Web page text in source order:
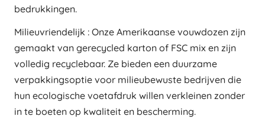
bedrukkingen.
Milieuvriendelijk : Onze Amerikaanse vouwdozen zijn
gemaakt van gerecycled karton of FSC mix en zijn
volledig recyclebaar. Ze bieden een duurzame
verpakkingsoptie voor milieubewuste bedrijven die
hun ecologische voetafdruk willen verkleinen zonder
in te boeten op kwaliteit en bescherming.